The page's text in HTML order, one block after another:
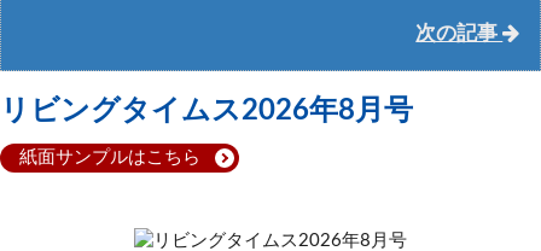
次の記事
リビングタイムス2026年8月号
紙面サンプルはこちら